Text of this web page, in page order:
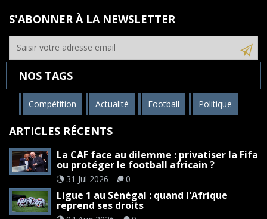
S'ABONNER À LA NEWSLETTER
NOS TAGS
Compétition Actualité Football Politique
ARTICLES RÉCENTS
La CAF face au dilemme : privatiser la Fifa
ou protéger le football africain ?
31 Jul 2026 0
Ligue 1 au Sénégal : quand l'Afrique
reprend ses droits